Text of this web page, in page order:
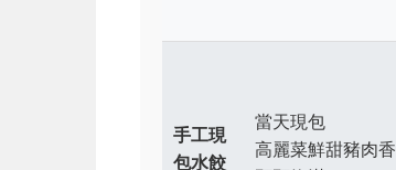
手工現
包水餃
當天現包
高麗菜鮮甜豬肉香